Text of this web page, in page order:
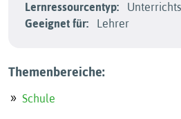
Lernressourcentyp:
Geeignet für:
Lehrer
Themenbereiche:
Schule